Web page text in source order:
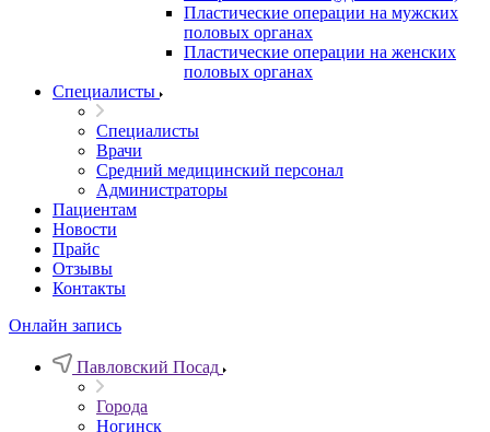
Пластические операции на мужских
половых органах
Пластические операции на женских
половых органах
Специалисты
Специалисты
Врачи
Средний медицинский персонал
Администраторы
Пациентам
Новости
Прайс
Отзывы
Контакты
Онлайн запись
Павловский Посад
Города
Ногинск